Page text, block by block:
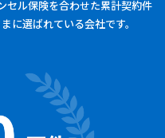
セル保険を合わせた累計契約件
に選ばれている会社です。